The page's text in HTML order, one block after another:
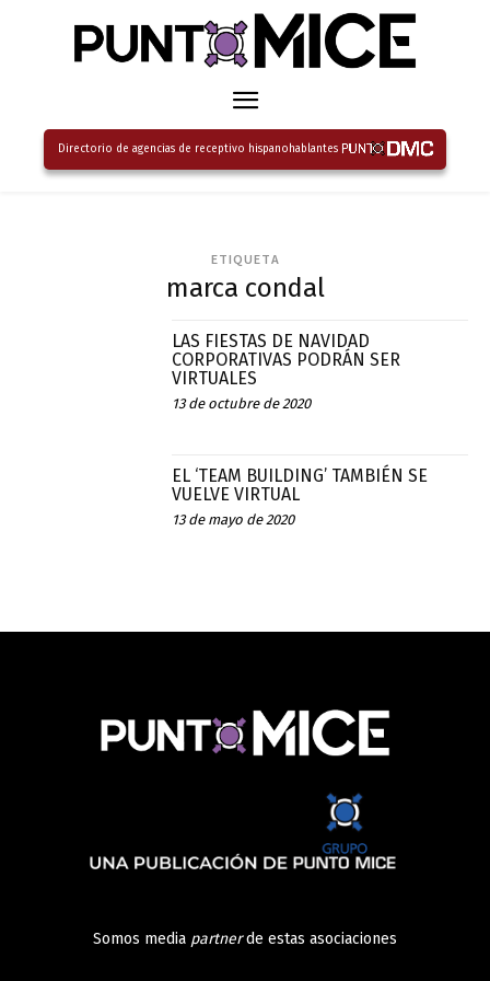
Directorio de agencias de receptivo hispanohablantes
ETIQUETA
marca condal
LAS FIESTAS DE NAVIDAD
CORPORATIVAS PODRÁN SER
VIRTUALES
13 de octubre de 2020
EL ‘TEAM BUILDING’ TAMBIÉN SE
VUELVE VIRTUAL
13 de mayo de 2020
Somos media partnerde estas asociaciones